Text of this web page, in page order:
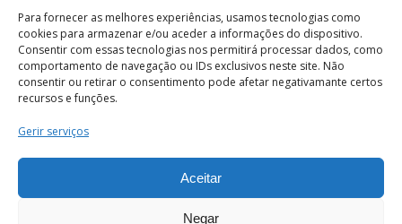
Para fornecer as melhores experiências, usamos tecnologias como
cookies para armazenar e/ou aceder a informações do dispositivo.
Consentir com essas tecnologias nos permitirá processar dados, como
comportamento de navegação ou IDs exclusivos neste site. Não
consentir ou retirar o consentimento pode afetar negativamante certos
recursos e funções.
Gerir serviços
Aceitar
Negar
Termos e Condições
os direitos reservados.